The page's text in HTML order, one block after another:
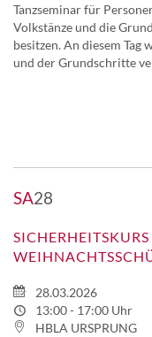
Tanzseminar für
Volkstänze und die
besitzen. An diesem
und der Grundschritte
SA28
28.03.2026
13:00 - 17:00 Uhr
HBLA URSPRUNG